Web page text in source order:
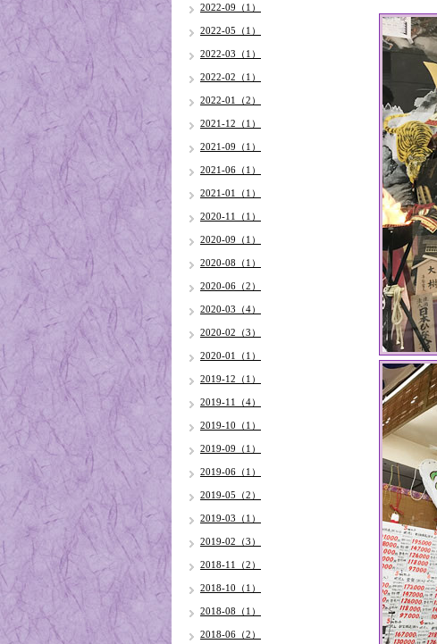
2022-09（1）
2022-05（1）
2022-03（1）
2022-02（1）
2022-01（2）
2021-12（1）
2021-09（1）
2021-06（1）
2021-01（1）
2020-11（1）
2020-09（1）
2020-08（1）
2020-06（2）
2020-03（4）
2020-02（3）
2020-01（1）
2019-12（1）
2019-11（4）
2019-10（1）
2019-09（1）
2019-06（1）
2019-05（2）
2019-03（1）
2019-02（3）
2018-11（2）
2018-10（1）
2018-08（1）
2018-06（2）